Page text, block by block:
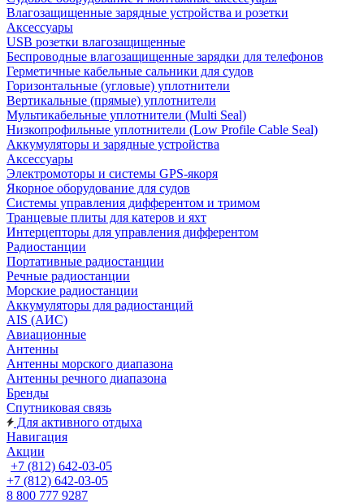
Влагозащищенные зарядные устройства и розетки
Аксессуары
USB розетки влагозащищенные
Беспроводные влагозащищенные зарядки для телефонов
Герметичные кабельные сальники для судов
Горизонтальные (угловые) уплотнители
Вертикальные (прямые) уплотнители
Мультикабельные уплотнители (Multi Seal)
Низкопрофильные уплотнители (Low Profile Cable Seal)
Аккумуляторы и зарядные устройства
Аксессуары
Электромоторы и системы GPS-якоря
Якорное оборудование для судов
Системы управления дифферентом и тримом
Транцевые плиты для катеров и яхт
Интерцепторы для управления дифферентом
Радиостанции
Портативные радиостанции
Речные радиостанции
Морские радиостанции
Аккумуляторы для радиостанций
AIS (АИС)
Авиационные
Антенны
Антенны морского диапазона
Антенны речного диапазона
Бренды
Спутниковая связь
Для активного отдыха
Навигация
Акции
+7 (812) 642-03-05
+7 (812) 642-03-05
8 800 777 9287